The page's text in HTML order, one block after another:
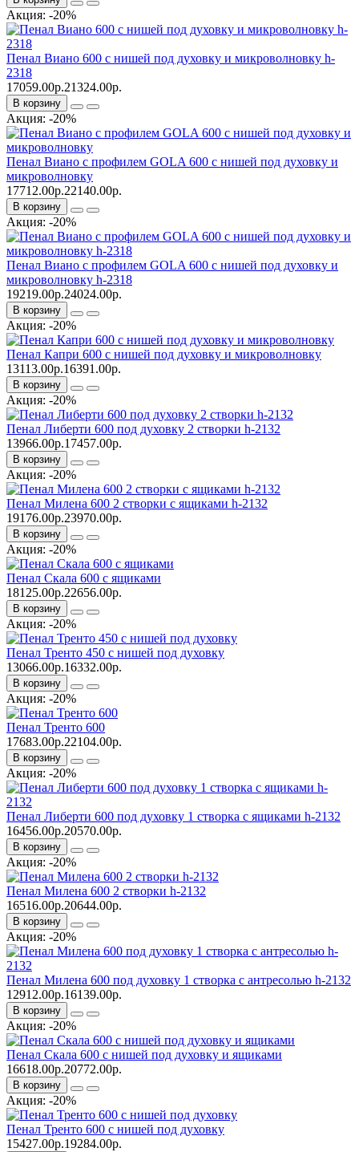
Акция: -20%
Пенал Виано 600 с нишей под духовку и микроволновку h-
2318
17059.00р.21324.00р.
В корзину
Акция: -20%
Пенал Виано c профилем GOLA 600 с нишей под духовку и
микроволновку
17712.00р.22140.00р.
В корзину
Акция: -20%
Пенал Виано c профилем GOLA 600 с нишей под духовку и
микроволновку h-2318
19219.00р.24024.00р.
В корзину
Акция: -20%
Пенал Капри 600 с нишей под духовку и микроволновку
13113.00р.16391.00р.
В корзину
Акция: -20%
Пенал Либерти 600 под духовку 2 створки h-2132
13966.00р.17457.00р.
В корзину
Акция: -20%
Пенал Милена 600 2 створки с ящиками h-2132
19176.00р.23970.00р.
В корзину
Акция: -20%
Пенал Скала 600 с ящиками
18125.00р.22656.00р.
В корзину
Акция: -20%
Пенал Тренто 450 с нишей под духовку
13066.00р.16332.00р.
В корзину
Акция: -20%
Пенал Тренто 600
17683.00р.22104.00р.
В корзину
Акция: -20%
Пенал Либерти 600 под духовку 1 створка с ящиками h-2132
16456.00р.20570.00р.
В корзину
Акция: -20%
Пенал Милена 600 2 створки h-2132
16516.00р.20644.00р.
В корзину
Акция: -20%
Пенал Милена 600 под духовку 1 створка c антресолью h-2132
12912.00р.16139.00р.
В корзину
Акция: -20%
Пенал Скала 600 с нишей под духовку и ящиками
16618.00р.20772.00р.
В корзину
Акция: -20%
Пенал Тренто 600 с нишей под духовку
15427.00р.19284.00р.